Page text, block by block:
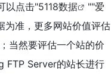
以点击"5118数据 ""爱
为准，更多网站价值评估
当然要评估一个站的价
FTP Server的站长进行